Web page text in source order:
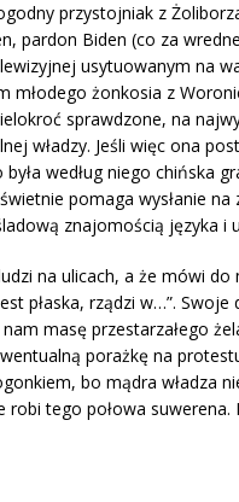
przystojniak z
pardon Biden (co za
usytuowanym na
młodego żonkosia z
sprawdzone, na
władzy. Jeśli więc ona
według niego chińska
pomaga wysłanie
znajomością języka i
na ulicach, a że mówi
płaska, rządzi w…”.
masę przestarzałego
porażkę na
bo mądra władza
robi tego połowa